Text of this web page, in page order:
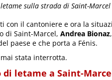
sulla strada di Saint-Marcel
con il cantoniere e ora la
di Saint-Marcel, Andrea Bionaz
paese e che porta a Fénis.
stata interrotta.
di letame a Saint-